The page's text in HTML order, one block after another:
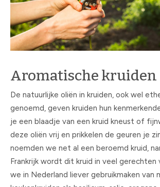
Aromatische kruiden
De natuurlijke oliën in kruiden, ook wel
genoemd, geven kruiden hun
je een blaadje van een kruid kneust of
deze oliën vrij en prikkelen de geuren je
noemden we net al een beroemd kruid,
Frankrijk wordt dit kruid in veel
we in Nederland liever gebruikmaken van